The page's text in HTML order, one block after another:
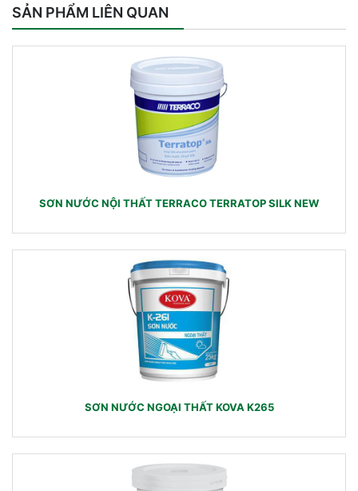
SẢN PHẨM LIÊN QUAN
SƠN NƯỚC NỘI THẤT TERRACO TERRATOP SILK NEW
SƠN NƯỚC NGOẠI THẤT KOVA K265